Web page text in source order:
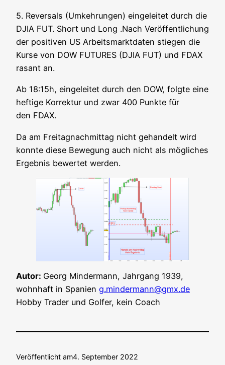
5. Rever­sals (Umkeh­run­gen) ein­ge­lei­tet durch die
DJIA FUT. Short und Long .Nach Ver­öf­fent­li­chung
der posi­ti­ven US Arbeits­markt­da­ten stie­gen die
Kur­se von DOW FUTURES (DJIA FUT) und FDAX
rasant an.
Ab 18:15h, ein­ge­lei­tet durch den DOW, folg­te eine
hef­ti­ge Kor­rek­tur und zwar 400 Punk­te für
den FDAX.
Da am Frei­tag­nach­mit­tag nicht gehan­delt wird
konn­te die­se Bewe­gung auch nicht als mög­li­ches
Ergeb­nis bewer­tet werden.
Autor: Georg Min­der­mann, Jahr­gang 1939,
wohn­haft in Spa­ni­en g.mindermann@gmx.de
Hob­by Trader und Gol­fer, kein Coach
Veröffentlicht am4. September 2022